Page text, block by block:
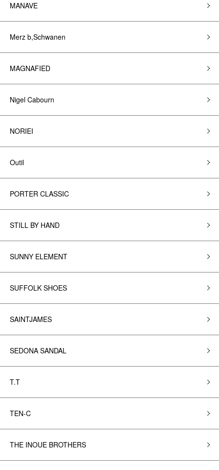
MANAVE
Merz b,Schwanen
MAGNAFIED
Nigel Cabourn
NORIEI
Outil
PORTER CLASSIC
STILL BY HAND
SUNNY ELEMENT
SUFFOLK SHOES
SAINTJAMES
SEDONA SANDAL
T.T
TEN-C
THE INOUE BROTHERS